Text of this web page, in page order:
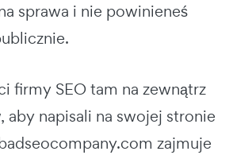
sprawa i nie powinieneś
firmy SEO tam na zewnątrz
aby napisali na swojej stronie
zajmuje